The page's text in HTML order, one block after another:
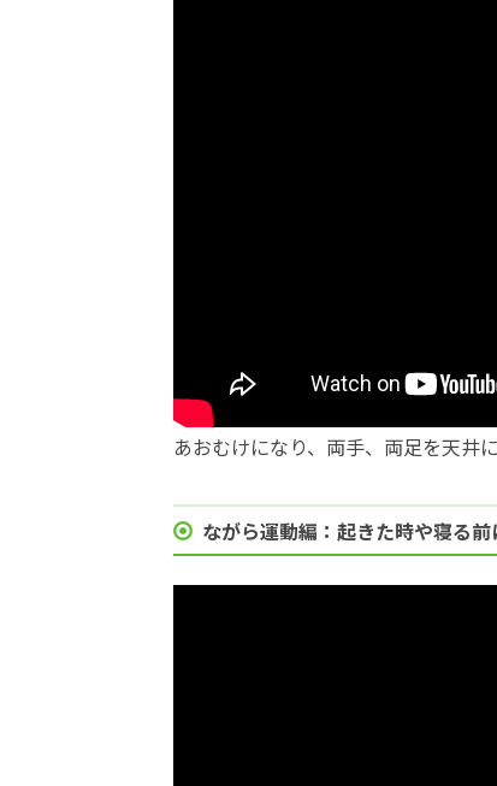
あおむけになり、両手、両足を天井
ながら運動編：起きた時や寝る前